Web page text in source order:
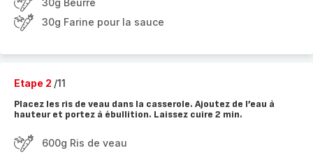
30g Beurre
30g Farine pour la sauce
Etape 2 /11
Placez les ris de veau dans la casserole. Ajoutez de l’eau à
hauteur et portez à ébullition. Laissez cuire 2 min.
600g Ris de veau